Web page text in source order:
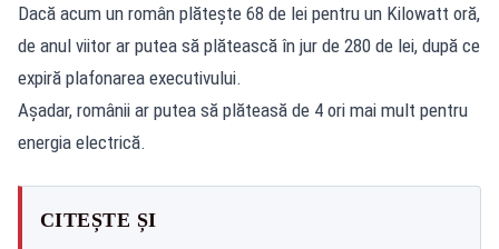
Dacă acum un român plătește 68 de lei pentru un Kilowatt oră,
de anul viitor ar putea să plătească în jur de 280 de lei, după ce
expiră plafonarea executivului.
Așadar, românii ar putea să plăteasă de 4 ori mai mult pentru
energia electrică.
CITEȘTE ȘI